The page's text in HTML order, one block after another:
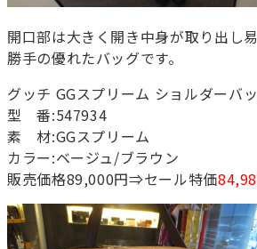
開口部は大きく開き中身が取り出し
勝手の優れたバッグです。
グッチ GGスプリーム ショルダーバ
型 番:547934
素 材:GGスプリーム
カラー:ベージュ/ブラウン
販売価格89,000円⇒セール特価